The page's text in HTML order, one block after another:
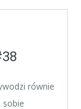
równie
sobie